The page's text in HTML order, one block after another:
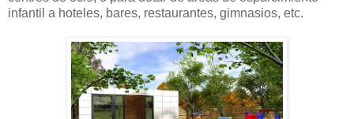
infantil a hoteles, bares, restaurantes, gimnasios, etc.